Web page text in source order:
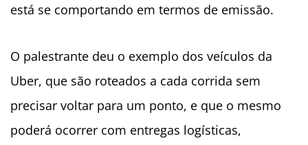
está se comportando em termos de emissão.
O palestrante deu o exemplo dos veículos da
Uber, que são roteados a cada corrida sem
precisar voltar para um ponto, e que o mesmo
poderá ocorrer com entregas logísticas,